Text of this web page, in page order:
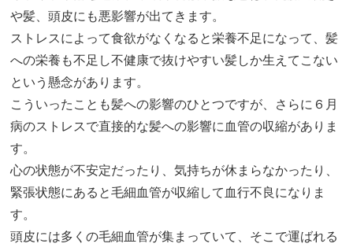
や髪、頭皮にも悪影響が出てきます。
ストレスによって食欲がなくなると栄養不足になって、髪
への栄養も不足し不健康で抜けやすい髪しか生えてこない
という懸念があります。
こういったことも髪への影響のひとつですが、さらに６月
病のストレスで直接的な髪への影響に血管の収縮がありま
す。
心の状態が不安定だったり、気持ちが休まらなかったり、
緊張状態にあると毛細血管が収縮して血行不良になりま
す。
頭皮には多くの毛細血管が集まっていて、そこで運ばれる